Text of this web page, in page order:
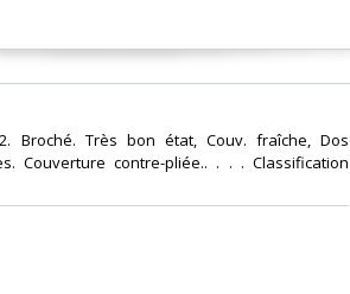
Broché. Très bon état, Couv. fraîche, Dos
Couverture contre-pliée.. . . . Classification